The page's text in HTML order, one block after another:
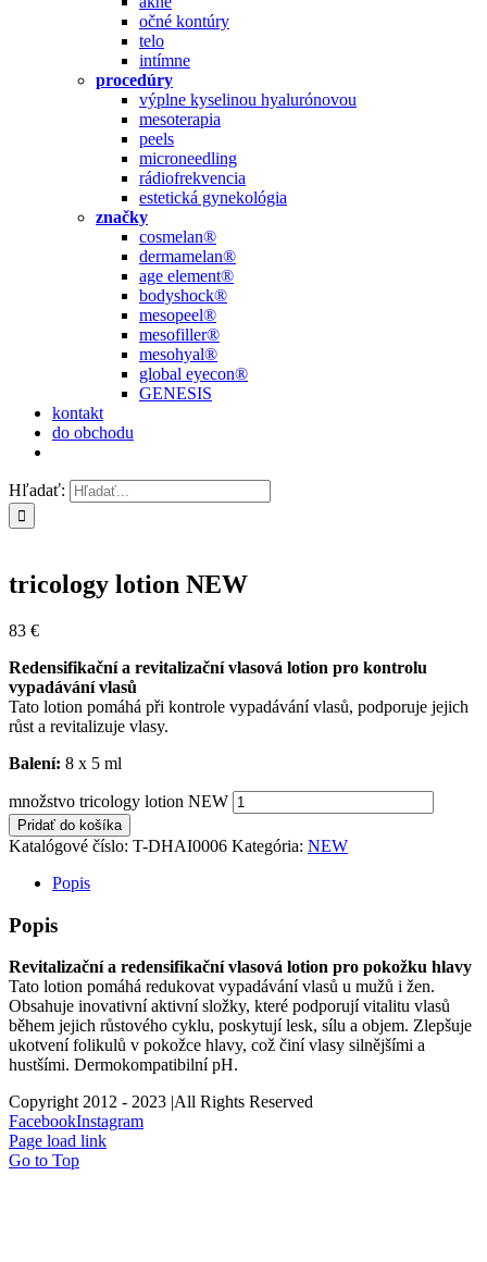
očné kontúry
telo
intímne
procedúry
výplne kyselinou hyalurónovou
mesoterapia
peels
microneedling
rádiofrekvencia
estetická gynekológia
značky
cosmelan®
dermamelan®
age element®
bodyshock®
mesopeel®
mesofiller®
mesohyal®
global eyecon®
GENESIS
kontakt
do obchodu
Hľadať:
tricology lotion NEW
83 €
Redensifikační a revitalizační vlasová lotion pro kontrolu
vypadávání vlasů
Tato lotion pomáhá při kontrole vypadávání vlasů, podporuje jejich
růst a revitalizuje vlasy.
Balení: 8 x 5 ml
množstvo tricology lotion NEW
Pridať do košíka
Katalógové číslo: T-DHAI0006 Kategória: NEW
Popis
Popis
Revitalizační a redensifikační vlasová lotion pro pokožku hlavy
Tato lotion pomáhá redukovat vypadávání vlasů u mužů i žen.
Obsahuje inovativní aktivní složky, které podporují vitalitu vlasů
během jejich růstového cyklu, poskytují lesk, sílu a objem. Zlepšuje
ukotvení folikulů v pokožce hlavy, což činí vlasy silnějšími a
hustšími. Dermokompatibilní pH.
Copyright 2012 - 2023 |All Rights Reserved
FacebookInstagram
Page load link
Go to Top